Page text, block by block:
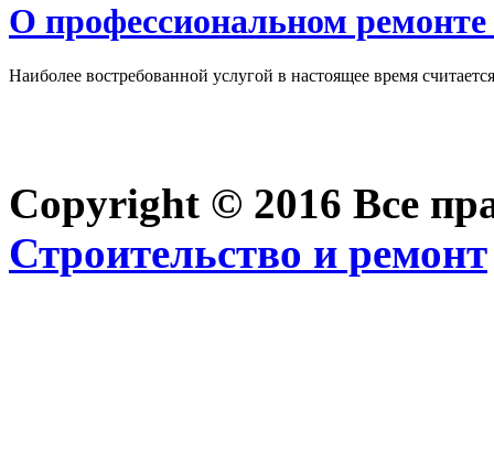
О профессиональном
Наиболее востребованной услугой в настоящее время
Copyright © 2016 Все
Строительство и ремонт